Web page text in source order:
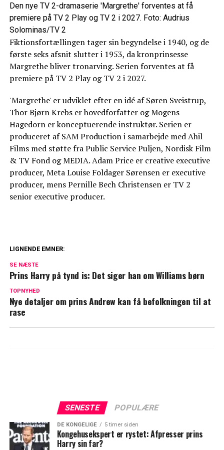
Den nye TV 2-dramaserie 'Margrethe' forventes at få
premiere på TV 2 Play og TV 2 i 2027. Foto: Audrius
Solominas/TV 2
Fiktionsfortællingen tager sin begyndelse i 1940, og de
første seks afsnit slutter i 1953, da kronprinsesse
Margrethe bliver tronarving. Serien forventes at få
premiere på TV 2 Play og TV 2 i 2027.
'Margrethe' er udviklet efter en idé af Søren Sveistrup,
Thor Bjørn Krebs er hovedforfatter og Mogens
Hagedorn er konceptuerende instruktør. Serien er
produceret af SAM Production i samarbejde med Ahil
Films med støtte fra Public Service Puljen, Nordisk Film
& TV Fond og MEDIA. Adam Price er creative executive
producer, Meta Louise Foldager Sørensen er executive
producer, mens Pernille Bech Christensen er TV 2
senior executive producer.
Kate vil ikke tilgive
er min diagnose
LIGNENDE EMNER:
SE NÆSTE
Prins Harry på tynd is: Det siger han om Williams børn
TOPNYHED
Nye detaljer om prins Andrew kan få befolkningen til at
rase
SENESTE POPULÆRE
DE KONGELIGE 5 timer siden
Kongehusekspert er rystet: Afpresser prins
Harry sin far?